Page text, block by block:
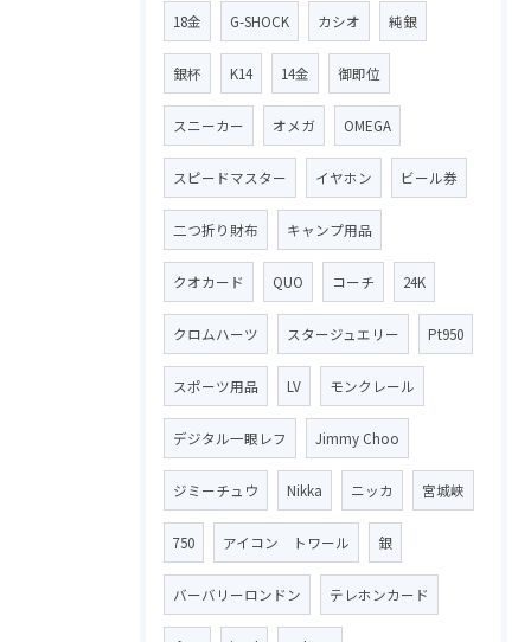
18金 G-SHOCK カシオ 純銀
銀杯 K14 14金 御即位
スニーカー オメガ OMEGA
スピードマスター イヤホン ビール券
二つ折り財布 キャンプ用品
クオカード QUO コーチ 24K
クロムハーツ スタージュエリー Pt950
スポーツ用品 LV モンクレール
デジタル一眼レフ Jimmy Choo
ジミーチュウ Nikka ニッカ 宮城峡
750 アイコン トワール 銀
バーバリーロンドン テレホンカード